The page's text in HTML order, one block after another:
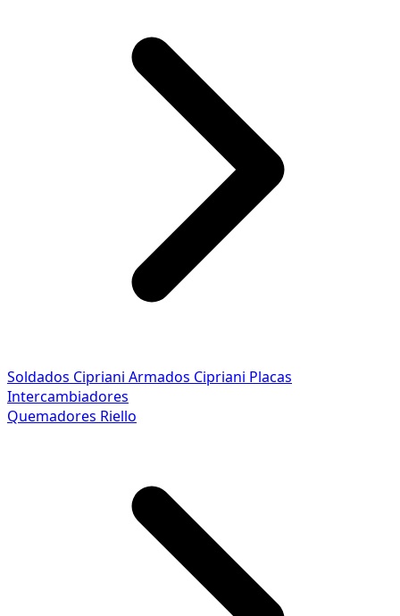
Soldados Cipriani Armados Cipriani Placas
Intercambiadores
Quemadores Riello